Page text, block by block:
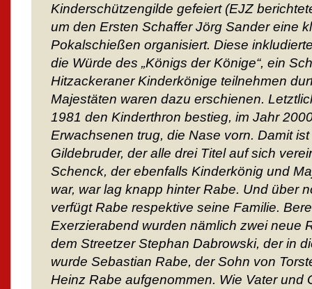
Kinderschützengilde gefeiert (EJZ
um den Ersten Schaffer Jörg Sander eine
Pokalschießen organisiert. Diese
die Würde des „Königs der Könige“, ein
Hitzackeraner Kinderkönige teilnehmen
Majestäten waren dazu erschienen.
1981 den Kinderthron bestieg, im Jahr
Erwachsenen trug, die Nase vorn. Damit
Gildebruder, der alle drei Titel auf sich
Schenck, der ebenfalls Kinderkönig und
war, war lag knapp hinter Rabe. Und über
verfügt Rabe respektive seine Familie.
Exerzierabend wurden nämlich zwei neue
dem Streetzer Stephan Dabrowski, der in
wurde Sebastian Rabe, der Sohn von
Heinz Rabe aufgenommen. Wie Vater und